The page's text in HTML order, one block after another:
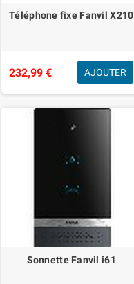
Téléphone fixe Fanvil X210
232,99 € AJOUTER
Sonnette Fanvil i61